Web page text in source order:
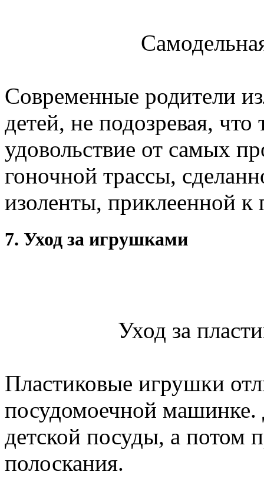
Современные родители
детей, не подозревая,
удовольствие от самых
гоночной трассы,
изоленты, приклеенной к
7. Уход за игрушками
Уход за
Пластиковые игрушки
посудомоечной машинке.
детской посуды, а потом
полоскания.